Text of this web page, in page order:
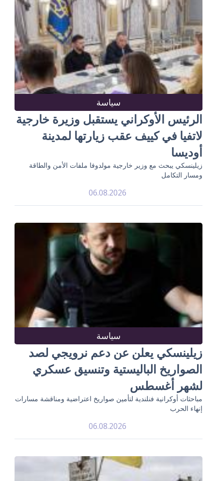
سياسة
الرئيس الأوكراني يستقبل وزيرة خارجية
لاتفيا في كييف عقب زيارتها لمدينة
أوديسا
زيلينسكي يبحث مع وزير خارجية مولدوفا ملفات الأمن والطاقة
ومسار التكامل
06.08.2026
سياسة
زيلينسكي يعلن عن دعم نرويجي لصد
الصواريخ الباليستية وتنسيق عسكري
لشهر أغسطس
مباحثات أوكرانية فنلندية لتأمين صواريخ اعتراضية ومناقشة مسارات
إنهاء الحرب
06.08.2026